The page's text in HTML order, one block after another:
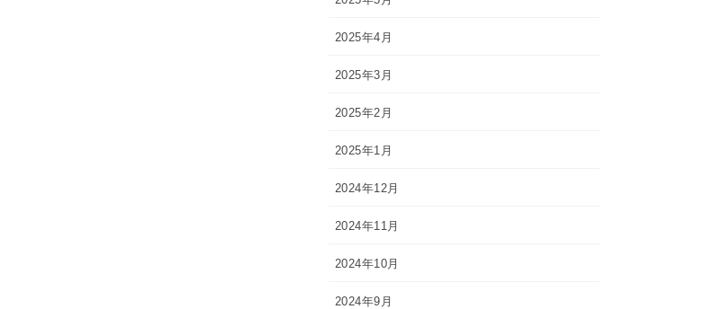
2025年4月
2025年3月
2025年2月
2025年1月
2024年12月
2024年11月
2024年10月
2024年9月